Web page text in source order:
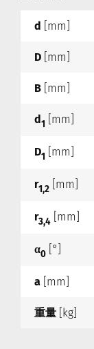
d [mm]
D [mm]
B [mm]
d1 [mm]
D1 [mm]
r1,2 [mm]
r3,4 [mm]
α0 [°]
a [mm]
重量 [kg]